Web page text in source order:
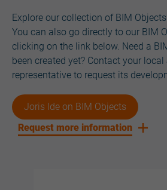
Explore our collection of BIM
You can also go directly to our BIM
clicking on the link below. Need a
been created yet? Contact your
representative to request its
Joris Ide on BIM Objects
Request more information